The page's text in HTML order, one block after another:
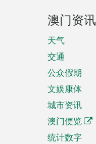
澳门资讯
天气
交通
公众假期
文娱康体
城市资讯
澳门便览
统计数字